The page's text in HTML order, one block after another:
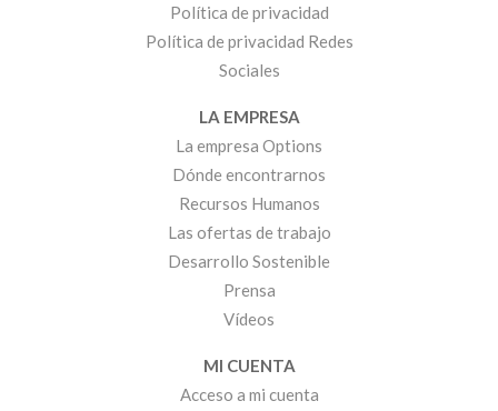
Política de privacidad
Política de privacidad Redes
Sociales
LA EMPRESA
La empresa Options
Dónde encontrarnos
Recursos Humanos
Las ofertas de trabajo
Desarrollo Sostenible
Prensa
Vídeos
MI CUENTA
Acceso a mi cuenta